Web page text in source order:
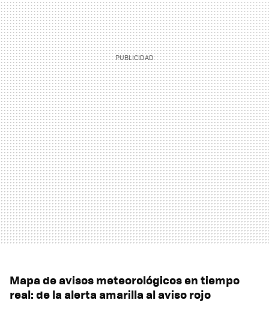
Mapa de avisos meteorológicos en tiempo
real: de la alerta amarilla al aviso rojo